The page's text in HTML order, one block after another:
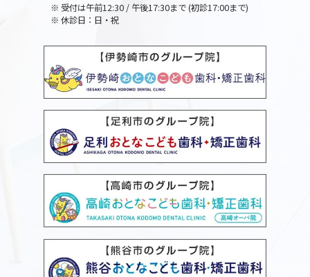
※ 受付は午前12:30 / 午後17:30まで (初診17:00まで)
※ 休診日：日・祝